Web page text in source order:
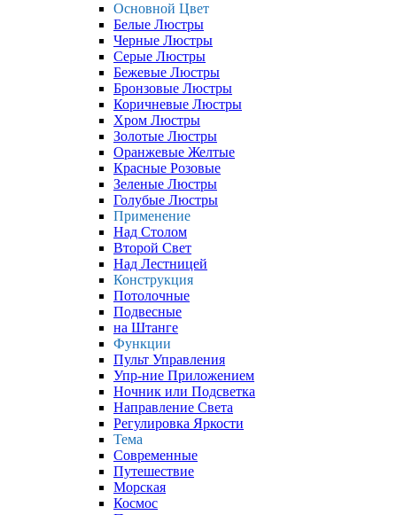
Основной Цвет
Белые Люстры
Черные Люстры
Серые Люстры
Бежевые Люстры
Бронзовые Люстры
Коричневые Люстры
Хром Люстры
Золотые Люстры
Оранжевые Желтые
Красные Розовые
Зеленые Люстры
Голубые Люстры
Применение
Над Столом
Второй Свет
Над Лестницей
Конструкция
Потолочные
Подвесные
на Штанге
Функции
Пульт Управления
Упр-ние Приложением
Ночник или Подсветка
Направление Света
Регулировка Яркости
Тема
Современные
Путешествие
Морская
Космос